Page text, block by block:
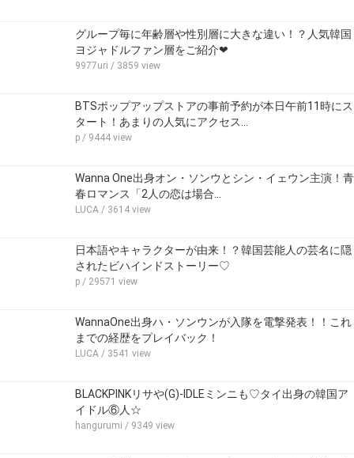
グループ毎に年齢層や性別層に大きな違い！？人気韓国
ヨジャドルファン層をご紹介❤
9977uri / 3859 view
BTSポップアップストアの事前予約が本日午前11時にス
タート！あまりの人気にアクセス…
p / 9444 view
Wanna One出身オン・ソンウとシン・イェウン主演！青
春ロマンス「2人の恋は場合…
LUCA / 3614 view
日本語やキャラクターが由来！？韓国芸能人の芸名に隠
されたビハインドストーリー♡
p / 29571 view
WannaOne出身ハ・ソンウンが入隊を電撃発表！！これ
までの経歴をプレイバック！
LUCA / 3541 view
BLACKPINKリサや(G)-IDLEミンニも♡タイ出身の韓国ア
イドル⑥人☆
hangurumi / 9349 view